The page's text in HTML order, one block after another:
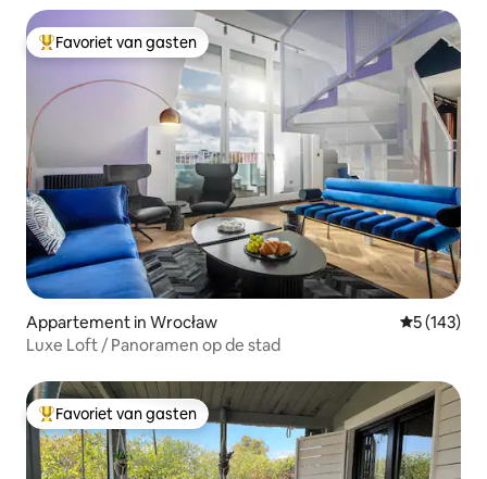
Topfavoriet van gasten
Favoriet van gasten
Appartement in Wrocław
5 (143)
Luxe Loft / Panoramen op de stad
Topfavoriet van gasten
Favoriet van gasten